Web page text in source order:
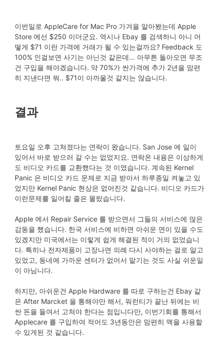
이번일로 AppleCare for Mac Pro 가겨을 알아봤는데 Apple
Store 에선 $250 이더군요. 역시나 Ebay 를 검색하니 아니 어
떻게 $71 이란 가격에 거래가 될 수 있는걸까요? Feedback 도
100% 인걸보면 사기는 아닌것 같은데… 아무튼 돌아오면 무조
건 구입을 해야겠습니다. 약 70%가 싼가격에 추가 2년을 맘편
히 지낸다면 뭐.. $71이 아까울것 같지는 않습니다.
결과
토요일 오후 고쳐졌다는 연락이 왔습니다. San Jose 에 일이
있어서 바로 받으러 갈 수는 없었지요. 연락온 내용은 이상하게
도 비디오 카드를 교환했다는 것 이였습니다. 계속된 Kernel
Panic 은 비디오 카드 문제로 지금 받아서 하루종일 켜놓고 있
었지만 Kernel Panic 현상은 없어진것 같습니다. 비디오 카드가
이런문제를 일어킬 줄은 몰랐습니다.
Apple 에서 Repair Service 를 받으면서 그들의 서비스에 많은
감동을 했습니다. 한국 서비스에 비하면 아쉬운 면이 있을 수도
있겠지만 미국에서는 이렇게 쉽게 해결된 적이 거의 없었습니
다. 특히나 전자제품이 고장나면 의례 다시 사야하는 걸로 알고
있었고, 동네에 가까운 센터가 없어서 맡기는 것도 사실 쉬운일
이 아님니다.
하지만, 아쉬운건 Apple Hardware 를 따로 구하는건 Ebay 같
은 After Marcket 을 통해야만 해서, 워런티가 끝난 뒤에는 비
싼 돈을 들여서 고쳐야 한다는 점입니다만, 이번기회를 통해서
Applecare 를 구입하여 적어도 3년동안은 맘편히 맥을 사용할
수 있게된 것 같습니다.